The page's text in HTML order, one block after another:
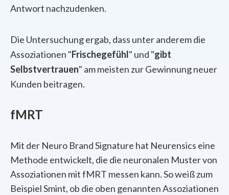
Antwort nachzudenken.
Die Untersuchung ergab, dass unter anderem die
Assoziationen "Frischegefühl" und "gibt
Selbstvertrauen" am meisten zur Gewinnung neuer
Kunden beitragen.
fMRT
Mit der Neuro Brand Signature hat Neurensics eine
Methode entwickelt, die die neuronalen Muster von
Assoziationen mit fMRT messen kann. So weiß zum
Beispiel Smint, ob die oben genannten Assoziationen